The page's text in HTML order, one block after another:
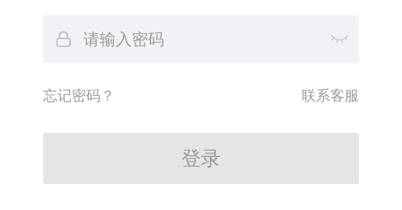
忘记密码？ 联系客服
登录